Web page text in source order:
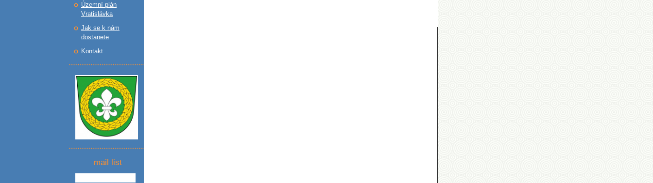
Územní plán
Vratislávka
Jak se k nám
dostanete
Kontakt
mail list